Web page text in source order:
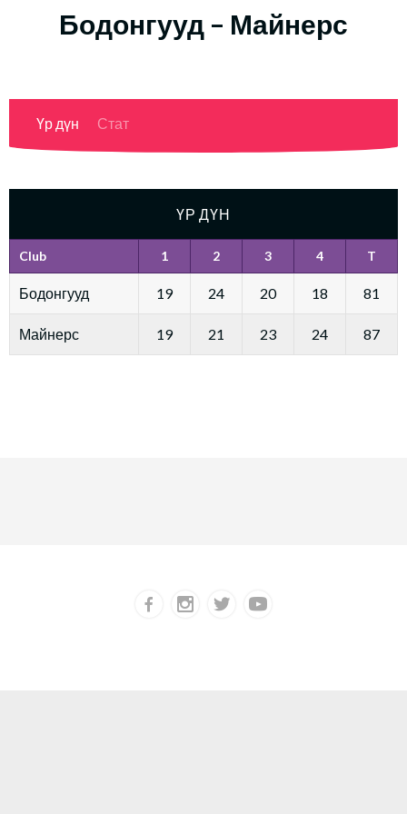
Бодонгууд – Майнерс
Үр дүн Стат
ҮР ДҮН
Club 1 2 3 4 T
Бодонгууд 19 24 20 18 81
Майнерс 19 21 23 24 87